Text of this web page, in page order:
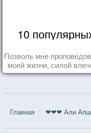
10
Позволь мне
моей жизни, силой
Главная ❤❤❤ Али